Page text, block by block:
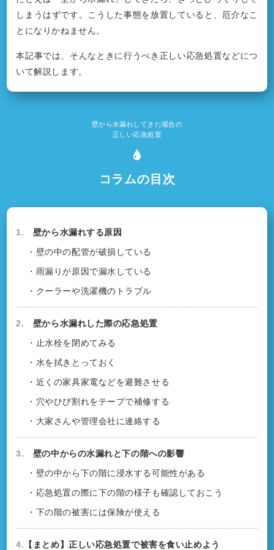
しまうはずです。こうした事態を放置していると、厄介なこ
とになりかねません。
本記事では、そんなときに行うべき正しい応急処置などにつ
いて解説します。
壁から水漏れしてきた場合の
正しい応急処置
コラムの目次
1. 壁から水漏れする原因
・壁の中の配管が破損している
・雨漏りが原因で漏水している
・クーラーや洗濯機のトラブル
2. 壁から水漏れした際の応急処置
・止水栓を閉めてみる
・水を拭きとっておく
・近くの家具家電などを避難させる
・穴やひび割れをテープで補修する
・大家さんや管理会社に連絡する
3. 壁の中からの水漏れと下の階への影響
・壁の中から下の階に浸水する可能性がある
・応急処置の際に下の階の様子も確認しておこう
・下の階の被害には保険が使える
4. 【まとめ】正しい応急処置で被害を食い止めよう